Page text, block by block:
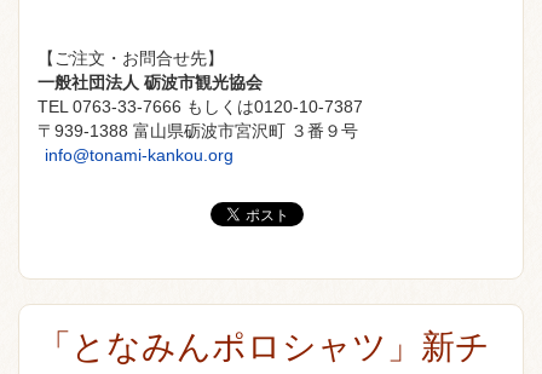
【ご注文・お問合せ先】
一般社団法人 砺波市観光協会
TEL 0763-33-7666 もしくは0120-10-7387
〒939-1388 富山県砺波市宮沢町 ３番９号
info@tonami-kankou.org
「となみんポロシャツ」新チ